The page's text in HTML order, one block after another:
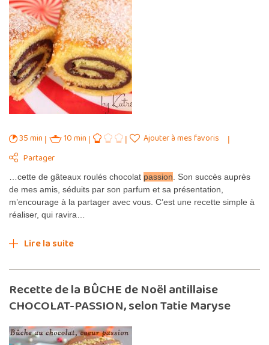
35 min 10 min
Ajouter à mes favoris
Partager
…cette de gâteaux roulés chocolat passion . Son succès auprès
de mes amis, séduits par son parfum et sa présentation,
m’encourage à la partager avec vous. C’est une recette simple à
réaliser, qui ravira…
Lire la suite
Recette de la BÛCHE de Noël antillaise
CHOCOLAT-PASSION, selon Tatie Maryse